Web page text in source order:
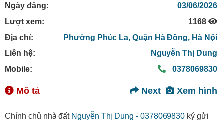
Ngày đăng:
03/06/2026
Lượt xem:
1168
Địa chỉ:
Phường Phúc La, Quận Hà Đông, Hà Nội
Liên hệ:
Nguyễn Thị Dung
Mobile:
0378069830
Mô tả Xem hình
Next
Chính chủ nhà đất Nguyễn Thị Dung - 0378069830 ký gửi